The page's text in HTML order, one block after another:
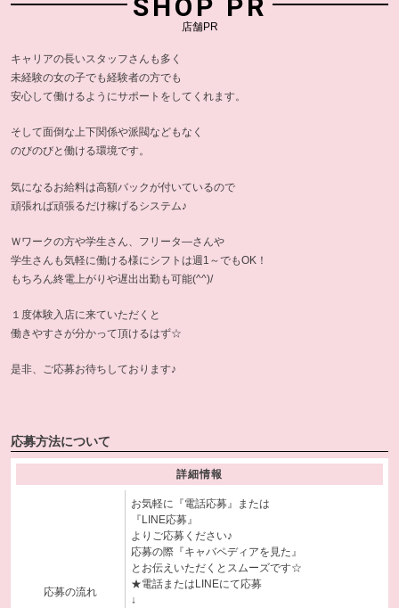
SHOP PR
店舗PR
キャリアの長いスタッフさんも多く
未経験の女の子でも経験者の方でも
安心して働けるようにサポートをしてくれます。
そして面倒な上下関係や派閥などもなく
のびのびと働ける環境です。
気になるお給料は高額バックが付いているので
頑張れば頑張るだけ稼げるシステム♪
Ｗワークの方や学生さん、フリータ―さんや
学生さんも気軽に働ける様にシフトは週1～でもOK！
もちろん終電上がりや遅出出勤も可能(^^)/
１度体験入店に来ていただくと
働きやすさが分かって頂けるはず☆
是非、ご応募お待ちしております♪
応募方法について
詳細情報
応募の流れ
お気軽に『電話応募』または
『LINE応募』
よりご応募ください♪
応募の際『キャバペディアを見た』
とお伝えいただくとスムーズです☆
★電話またはLINEにて応募
↓